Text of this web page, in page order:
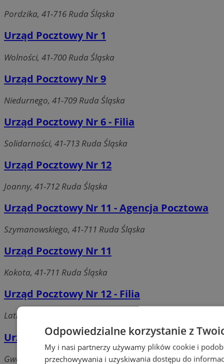
Pordzika, 41-716 Ruda Śląska
Urząd Pocztowy Nr 1
Wolności, 41-700 Ruda Śląska
Urząd Pocztowy Nr 9
Niedurnego, 41-709 Ruda Śląska
Urząd Pocztowy Nr 6 - Filia
Solidarności, 41-713 Ruda Śląska
Urząd Pocztowy Nr 12
Joanny, 41-712 Ruda Śląska
Urząd Pocztowy Nr 11 - Agencja Pocztowa
Szymanowskiego, 41-711 Ruda Śląska
Urząd Pocztowy Nr 11
Kokota, 41-711 Ruda Śląska
Urząd Pocztowy Nr 12 - Filia
Latki, 41-714 Ruda Śląska
Urząd Pocztowy Nr 7 - Filia
Gwarecka, 41-717 Ruda Śląska
Odpowiedzialne korzystanie z
My i nasi partnerzy używamy plików cookie i
przechowywania i uzyskiwania dostępu do